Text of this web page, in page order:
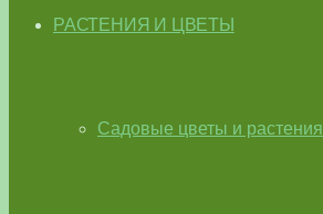
РАСТЕНИЯ И ЦВЕТЫ
Садовые цветы и растения